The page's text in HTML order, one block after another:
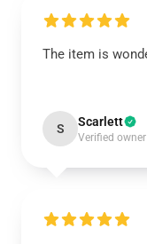
The item is
S Scarlett
Verified owner